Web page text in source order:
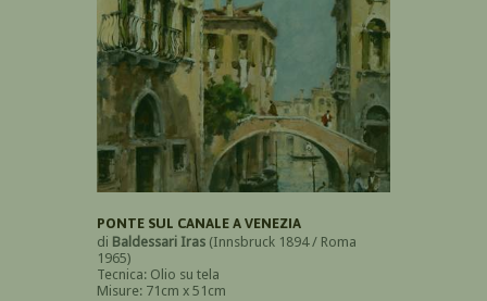
PONTE SUL CANALE A VENEZIA
di Baldessari Iras (Innsbruck 1894 / Roma
1965)
Tecnica: Olio su tela
Misure: 71cm x 51cm